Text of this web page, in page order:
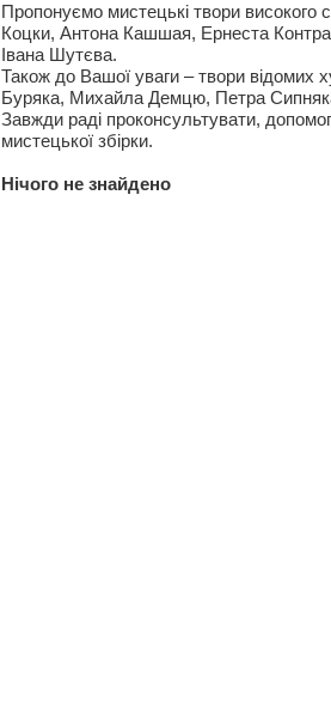
Пропонуємо мистецькі твори високого
Коцки, Антона Кашшая, Ернеста
Івана Шутєва.
Також до Вашої уваги – твори відомих
Буряка, Михайла Демцю, Петра
Завжди раді проконсультувати,
мистецької збірки.
Нiчого не знайдено